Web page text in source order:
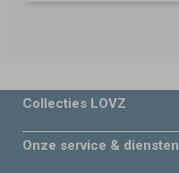
Collecties LOVZ
Onze service & diensten